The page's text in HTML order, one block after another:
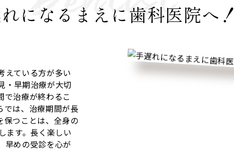
になるまえに歯科医院へ！
えている方が多い
・早期治療が大切
で治療が終わるこ
では、治療期間が長
保つことは、全身の
ます。長く楽しい
早めの受診を心が